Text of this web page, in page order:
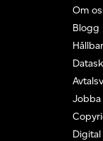
Om
Blogg
Jobba